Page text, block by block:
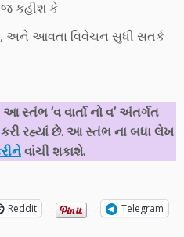
કહીશ કે
અને આવતા વિવેચન સુધી સતર્ક
સ્તંભ ‘વ વાર્તા નો વ’ અંતર્ગત
રહ્યાં છે. આ સ્તંભ ના બધા લેખ
વાંચી શકાશે.
Reddit
Telegram